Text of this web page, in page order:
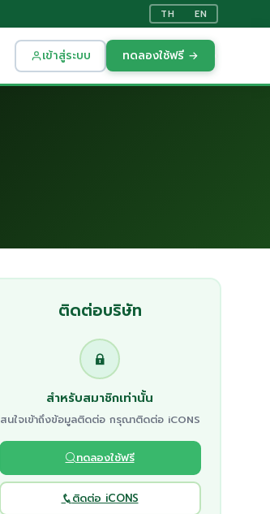
TH EN
เข้าสู่ระบบ ทดลองใช้ฟรี →
ติดต่อบริษัท
สำหรับสมาชิกเท่านั้น
สนใจเข้าถึงข้อมูลติดต่อ กรุณาติดต่อ iCONS
ทดลองใช้ฟรี
ติดต่อ iCONS